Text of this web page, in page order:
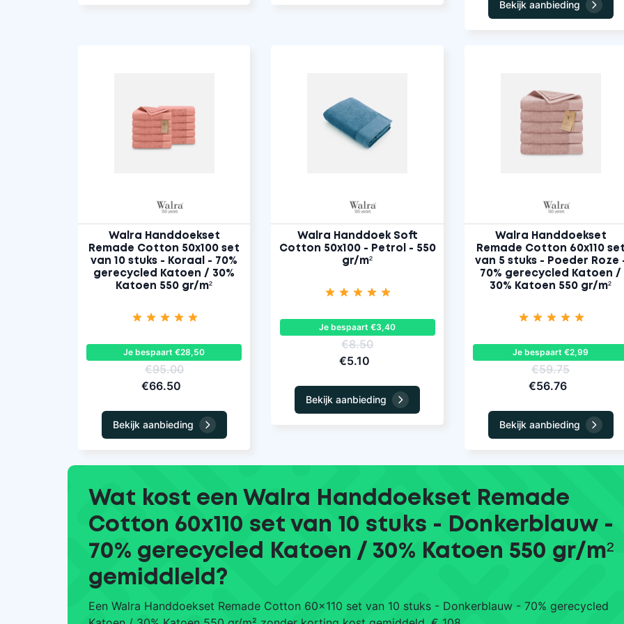
Bekijk aanbieding
Walra Handdoekset
Remade Cotton 50x100 set
van 10 stuks - Koraal - 70%
gerecycled Katoen / 30%
Katoen 550 gr/m²
Je bespaart €28,50
€95.00
€66.50
Bekijk aanbieding
Walra Handdoek Soft
Cotton 50x100 - Petrol - 550
gr/m²
Je bespaart €3,40
€8.50
€5.10
Bekijk aanbieding
Walra Handdoekset
Remade Cotton 60x110
van 5 stuks - Poeder Roze
70% gerecycled Katoen /
30% Katoen 550 gr/m²
Je bespaart €2,99
€59.75
€56.76
Bekijk aanbieding
Wat kost een Walra Handdoekset Remade
Cotton 60x110 set van 10 stuks - Donkerblauw -
70% gerecycled Katoen / 30% Katoen 550 gr/m²
gemiddleld?
Een Walra Handdoekset Remade Cotton 60x110 set van 10 stuks - Donkerblauw - 70% gerecycled